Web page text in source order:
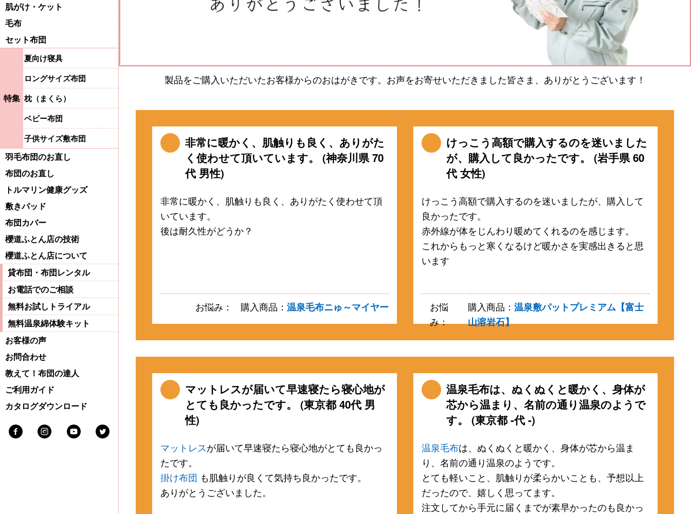
製品をご購入いただいたお客様からのおはがきです。お声をお寄せいただきました皆さま、ありがとうございます！
非常に暖かく、肌触りも良く、ありがた
く使わせて頂いています。 (神奈川県 70
代 男性)
非常に暖かく、肌触りも良く、ありがたく使わせて頂
いています。
後は耐久性がどうか？
お悩み： 購入商品： 温泉毛布ニゅ～マイヤー
けっこう高額で購入するのを迷いました
が、購入して良かったです。 (岩手県 60
代 女性)
けっこう高額で購入するのを迷いましたが、購入して
良かったです。
赤外線が体をじんわり暖めてくれるのを感じます。
これからもっと寒くなるけど暖かさを実感出きると思
います
お悩
み：
購入商品：温泉敷パットプレミアム【富士
山溶岩石】
マットレスが届いて早速寝たら寝心地が
とても良かったです。 (東京都 40代 男
性)
マットレスが届いて早速寝たら寝心地がとても良かっ
たです。
掛け布団 も肌触りが良くて気持ち良かったです。
ありがとうございました。
温泉毛布は、ぬくぬくと暖かく、身体が
芯から温まり、名前の通り温泉のようで
す。 (東京都 -代 -)
温泉毛布は、ぬくぬくと暖かく、身体が芯から温ま
り、名前の通り温泉のようです。
とても軽いこと、肌触りが柔らかいことも、予想以上
だったので、嬉しく思ってます。
注文してから手元に届くまでが素早かったのも良かっ
肌がけ・ケット
毛布
セット布団
特集
夏向け寝具
ロングサイズ布団
枕（まくら）
ベビー布団
子供サイズ敷布団
羽毛布団のお直し
布団のお直し
トルマリン健康グッズ
敷きパッド
布団カバー
櫻道ふとん店の技術
櫻道ふとん店について
貸布団・布団レンタル
お電話でのご相談
無料お試しトライアル
無料温泉綿体験キット
お客様の声
お問合わせ
教えて！布団の達人
ご利用ガイド
カタログダウンロード
Facebook InstagramYoutubeTwitter